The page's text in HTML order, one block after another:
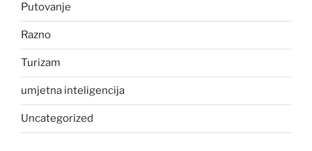
Putovanje
Razno
Turizam
umjetna inteligencija
Uncategorized